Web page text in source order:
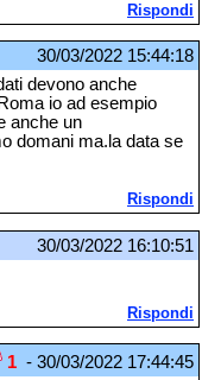
Rispondi
30/03/2022 15:44:18
devono anche
io ad esempio
anche un
domani ma.la data se
Rispondi
30/03/2022 16:10:51
Rispondi
1 - 30/03/2022 17:44:45